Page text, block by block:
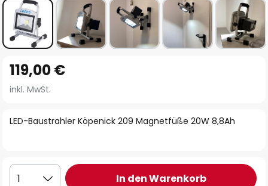
Anfang
der
springen
LED-Baustrahler Köpenick 209 Magnetfüße 20W 8,8Ah
119,00 €
inkl. MwSt.
1 In den Warenkorb